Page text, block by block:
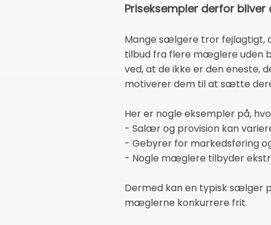
Priseksempler derfor
Mange sælgere tror fejlagtigt,
tilbud fra flere mæglere uden
ved, at de ikke er den eneste,
motiverer dem til at sætte
Her er nogle eksempler på,
- Salær og provision kan
- Gebyrer for markedsføring
- Nogle mæglere tilbyder
Dermed kan en typisk sælger
mæglerne konkurrere frit.